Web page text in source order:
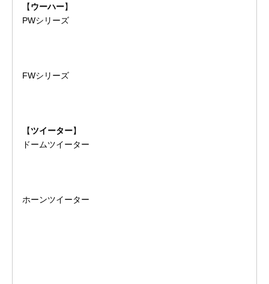
【ウーハー】
PWシリーズ
FWシリーズ
【ツイーター】
ドームツイーター
ホーンツイーター